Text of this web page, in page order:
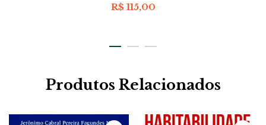
R$115,00
Produtos Relacionados